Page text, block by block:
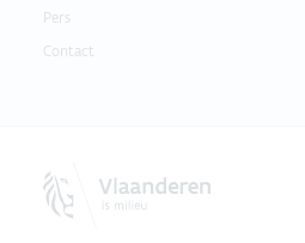
Pers
Contact